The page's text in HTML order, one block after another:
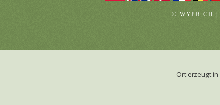
© WYPR.CH
Ort erzeugt